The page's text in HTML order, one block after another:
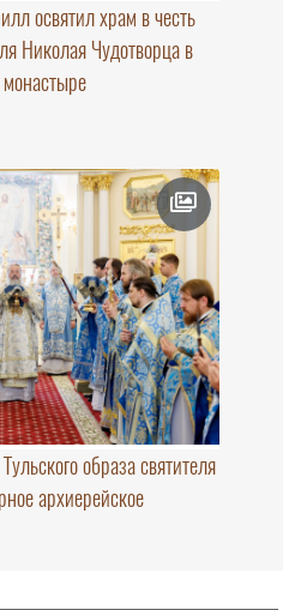
освятил храм в честь
Николая Чудотворца в
образа святителя
архиерейское